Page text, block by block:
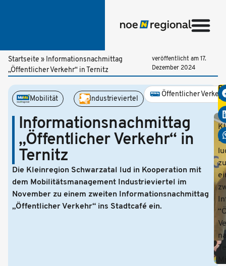
Startseite » Informationsnachmittag
„Öffentlicher Verkehr“ in Ternitz
veröffentlicht am17.
Dezember 2024
Mobilität Industrieviertel Öffentlicher Verkehr
Informationsnachmittag
„Öffentlicher Verkehr“ in
Ternitz
Die Kleinregion Schwarzatal lud in Kooperation mit
dem Mobilitätsmanagement Industrieviertel im
November zu einem zweiten Informationsnachmittag
„Öffentlicher Verkehr“ ins Stadtcafé ein.
zu